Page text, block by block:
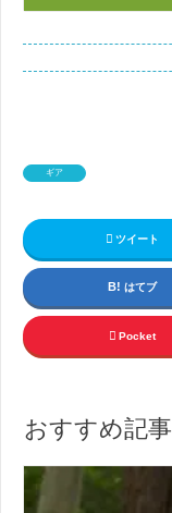
ギア
ツイート
はてブ
Pocket
おすすめ記事